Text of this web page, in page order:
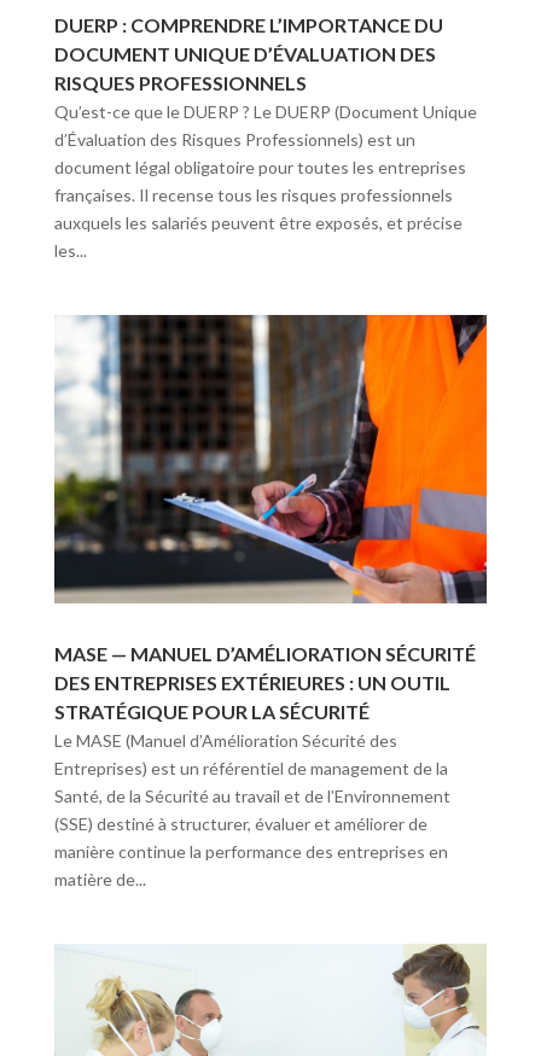
DUERP : COMPRENDRE L’IMPORTANCE DU
DOCUMENT UNIQUE D’ÉVALUATION DES
RISQUES PROFESSIONNELS
Qu’est-ce que le DUERP ? Le DUERP (Document Unique
d’Évaluation des Risques Professionnels) est un
document légal obligatoire pour toutes les entreprises
françaises. Il recense tous les risques professionnels
auxquels les salariés peuvent être exposés, et précise
les...
MASE — MANUEL D’AMÉLIORATION SÉCURITÉ
DES ENTREPRISES EXTÉRIEURES : UN OUTIL
STRATÉGIQUE POUR LA SÉCURITÉ
Le MASE (Manuel d’Amélioration Sécurité des
Entreprises) est un référentiel de management de la
Santé, de la Sécurité au travail et de l’Environnement
(SSE) destiné à structurer, évaluer et améliorer de
manière continue la performance des entreprises en
matière de...